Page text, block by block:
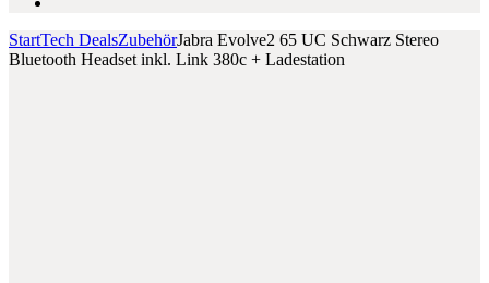
StartTech DealsZubehörJabra Evolve2 65 UC Schwarz Stereo
Bluetooth Headset inkl. Link 380c + Ladestation